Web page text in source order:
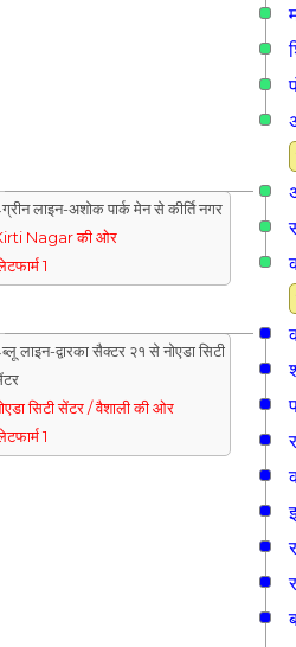
लाइन-अशोक पार्क मेन से कीर्ति नगर
Nagar की ओर
1
लाइन-द्वारका सैक्टर २१ से नोएडा सिटी
सिटी सेंटर / वैशाली की ओर
1